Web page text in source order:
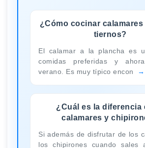
¿Cómo cocinar
tiernos?
El calamar a la plancha es
comidas preferidas y
verano. Es muy típico encon
¿Cuál es la diferencia
calamares y
Si además de disfrutar de los
los chipirones cuando sales